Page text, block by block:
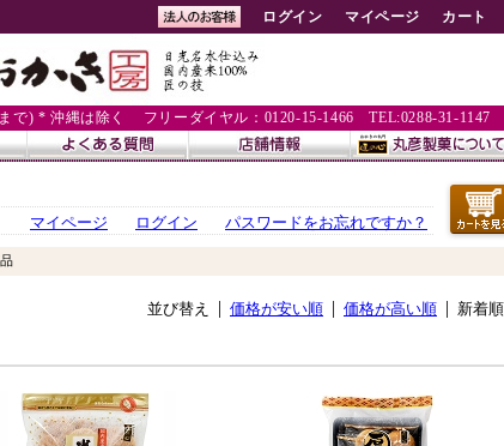
ログイン マイページ カート
で) * 沖縄は除く フリーダイヤル：0120-15-1466 TEL:0288-31-1147
マイページ
ログイン パスワードをお忘れですか？
並び替え 価格が安い順 価格が高い順 新着順